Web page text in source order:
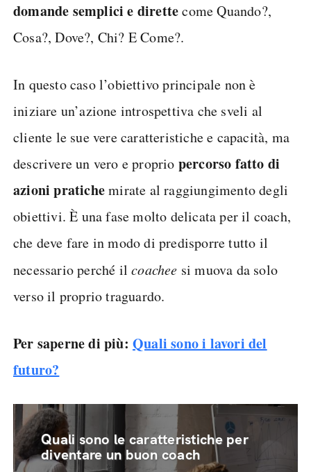
domande semplici e direttecome Quando?,
Cosa?, Dove?, Chi? E Come?.
In questo caso l’obiettivo principale non è
iniziare un’azione introspettiva che sveli al
cliente le sue vere caratteristiche e capacità, ma
descrivere un vero e proprio percorso fatto di
azioni pratichemirate al raggiungimento degli
obiettivi. È una fase molto delicata per il coach,
che deve fare in modo di predisporre tutto il
necessario perché ilcoachee si muova da solo
verso il proprio traguardo.
Per saperne di più: Quali sono i lavori del
futuro?
Quali sono le caratteristiche per
diventare un buon coach